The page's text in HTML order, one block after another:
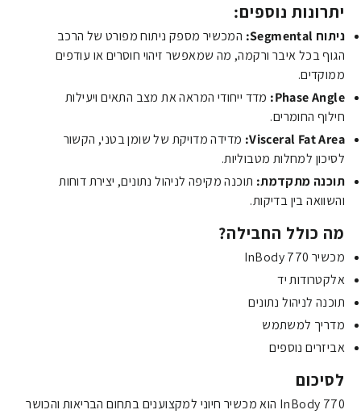
יתרונות נוספים:
ניתוח Segmental:
המכשיר מספק ניתוח מפורט של הרכב
הגוף בכל איבר ורקמה, מה שמאפשר זיהוי חוסרים או עודפים
ממוקדים.
Phase Angle: מדד ייחודי המראה את מצב התאים ויעילות
חילוף החומרים.
Visceral Fat Area: מדידה מדויקת של שומן בטני, הקשור
לסיכון למחלות מטבוליות.
תוכנה מתקדמת: תוכנה מקיפה לניהול נתונים, יצירת דוחות
והשוואה בין בדיקות.
מה כולל החבילה?
מכשיר InBody 770
אלקטרודות יד
תוכנה לניהול נתונים
מדריך למשתמש
אביזרים נוספים
לסיכום
InBody 770 הוא מכשיר חיוני למקצוענים בתחום הבריאות והכושר